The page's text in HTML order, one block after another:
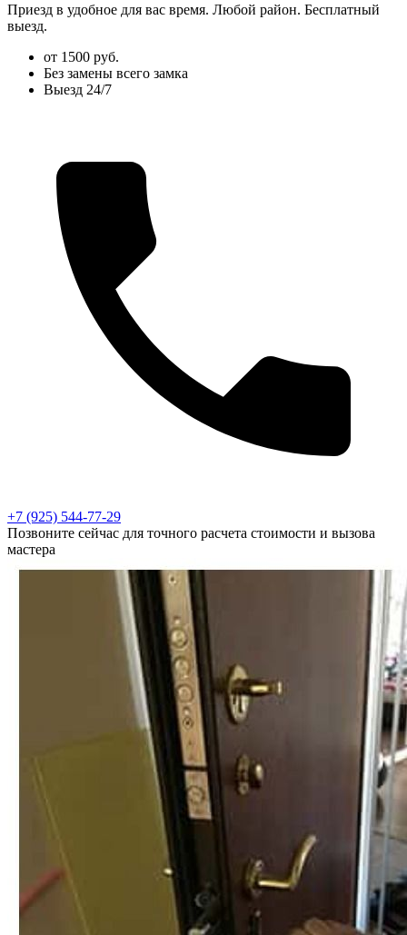
Приезд в удобное для вас время. Любой район. Бесплатный
выезд.
от 1500 руб.
Без замены всего замка
Выезд 24/7
+7 (925) 544-77-29
Позвоните сейчас для точного расчета стоимости и вызова
мастера